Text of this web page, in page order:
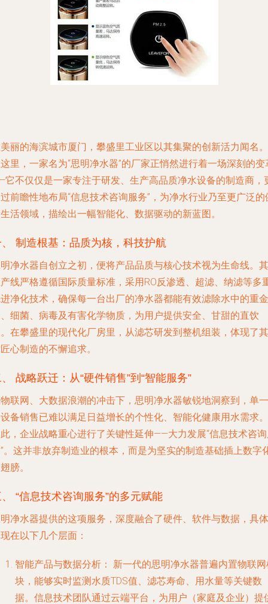
丽的海滨城市厦门，攀盛里工业区以其集聚的创新活力闻名。
里，一家名为“思明净水器”的厂家正悄然进行着一场深刻的变
不仅仅是一家专注于研发、生产高品质净水设备的制造商，
前瞻性地布局“信息技术咨询服务”，为净水行业乃至更广泛的
活领域，描绘出一幅智能化、数据驱动的新蓝图。
制造根基：品质为核，科技护航
净水器自创立之初，便将产品品质与核心技术视为生命线。其
线严格遵循国际质量标准，采用RO反渗透、超滤、纳滤等多
净化技术，确保每一台出厂的净水器都能有效滤除水中的重金
细菌、病毒及有害化学物质，为用户提供安全、甘甜的直饮
在攀盛里的现代化厂房里，从滤芯研发到整机组装，体现了其
心制造的不懈追求。
战略跃迁：从“硬件销售”到“智能服务”
联网、大数据浪潮的冲击下，思明净水器敏锐地洞察到，单一
备销售已难以满足日益增长的个性化、智能化健康用水需求。
，企业战略重心进行了关键性延伸——大力发展“信息技术咨
。这并非放弃制造业的根本，而是为坚实的制造基础插上数字
膀。
“信息技术咨询服务”的多元赋能
净水器提供的这项服务，深度融合了硬件、软件与数据，具体
在以下几个层面：
智能产品与数据分析 ： 新一代的思明净水器普遍内置物联
块，能够实时监测水质TDS值、滤芯寿命、用水量等关键数
据。信息技术团队通过云端平台，为用户（家庭及企业）提